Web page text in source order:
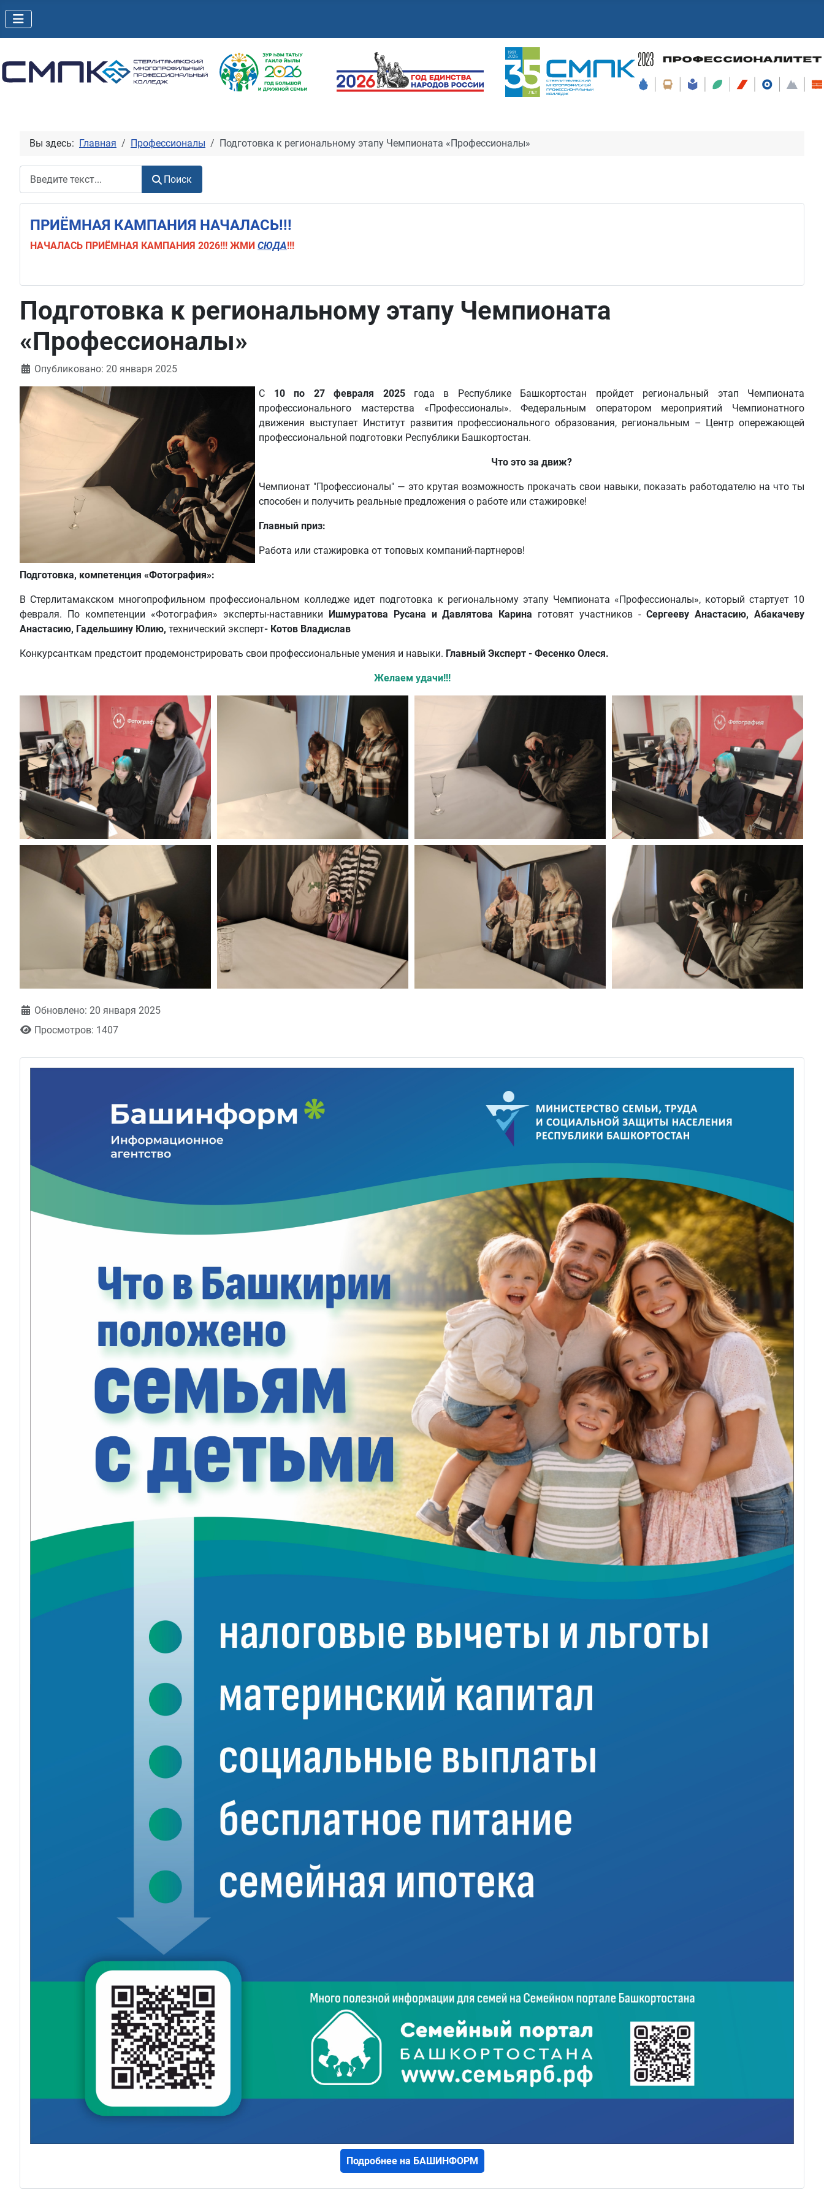
Подробнее на БАШИНФОРМ
Вы здесь: Главная Профессионалы Подготовка к региональному этапу Чемпионата «Профессионалы»
Поиск
ПРИЁМНАЯ КАМПАНИЯ НАЧАЛАСЬ!!!
НАЧАЛАСЬ ПРИЁМНАЯ КАМПАНИЯ 2026!!! ЖМИ СЮДА!!!
Подготовка к региональному этапу Чемпионата
«Профессионалы»
Информация о материале
Опубликовано: 20 января 2025
С 10 по 27 февраля 2025 года в Республике Башкортостан пройдет региональный этап Чемпионата
профессионального мастерства «Профессионалы». Федеральным оператором мероприятий Чемпионатного
движения выступает Институт развития профессионального образования, региональным – Центр опережающей
профессиональной подготовки Республики Башкортостан.
Что это за движ?
Чемпионат "Профессионалы" — это крутая возможность прокачать свои навыки, показать работодателю на что ты
способен и получить реальные предложения о работе или стажировке!
Главный приз:
Работа или стажировка от топовых компаний-партнеров!
Подготовка, компетенция «Фотография»:
В Стерлитамакском многопрофильном профессиональном колледже идет подготовка к региональному этапу Чемпионата «Профессионалы», который стартует 10
февраля. По компетенции «Фотография» эксперты-наставники
Ишмуратова Русана и Давлятова Карина готовят участников -Сергееву Анастасию, Абакачеву
Анастасию, Гадельшину Юлию, технический эксперт- Котов Владислав
Конкурсанткам предстоит продемонстрировать свои профессиональные умения и навыки. Главный Эксперт - Фесенко Олеся.
Желаем удачи!!!
Обновлено: 20 января 2025
Просмотров: 1407